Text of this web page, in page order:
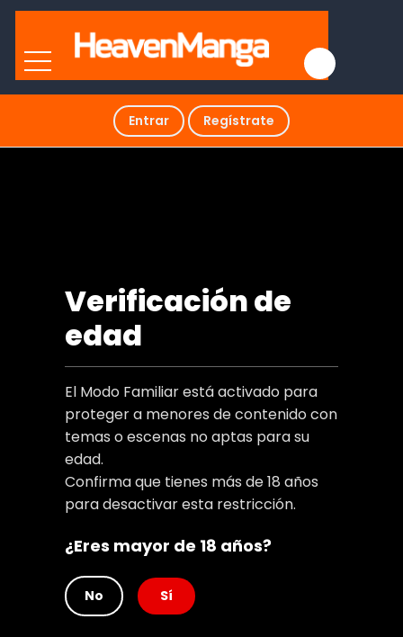
Entrar Regístrate
Verificación de
edad
El Modo Familiar está activado para
proteger a menores de contenido con
temas o escenas no aptas para su
edad.
Confirma que tienes más de 18 años
para desactivar esta restricción.
¿Eres mayor de 18 años?
No Sí
Type
Manhwa